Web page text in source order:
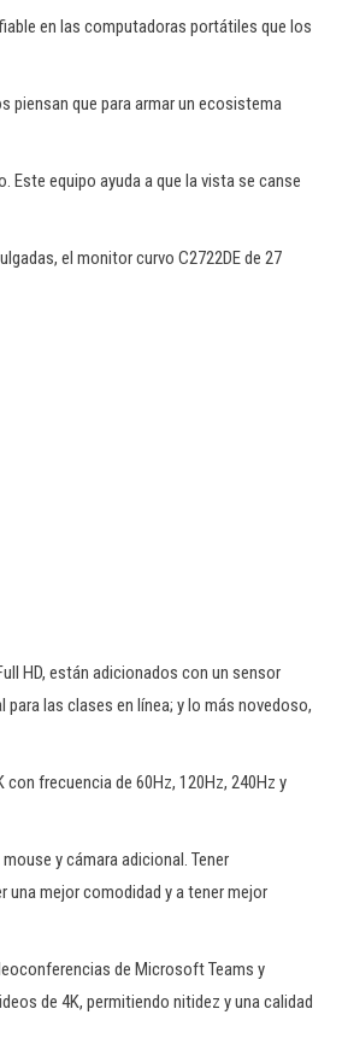
en las computadoras portátiles que los
piensan que para armar un ecosistema
equipo ayuda a que la vista se canse
el monitor curvo C2722DE de 27
HD, están adicionados con un sensor
las clases en línea; y lo más novedoso,
frecuencia de 60Hz, 120Hz, 240Hz y
y cámara adicional. Tener
una mejor comodidad y a tener mejor
de Microsoft Teams y
de 4K, permitiendo nitidez y una calidad